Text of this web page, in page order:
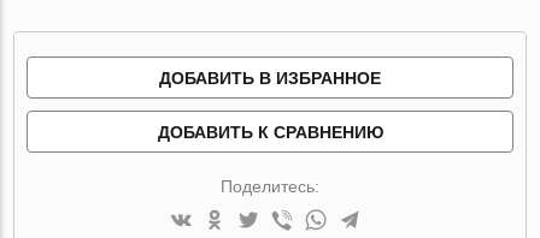
ДОБАВИТЬ В ИЗБРАННОЕ
ДОБАВИТЬ К СРАВНЕНИЮ
Поделитесь: